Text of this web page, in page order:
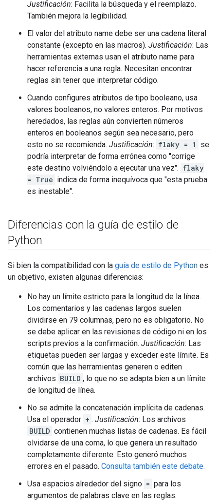
Justificación: Facilita la búsqueda y el reemplazo.
También mejora la legibilidad.
El valor del atributo name debe ser una cadena literal
constante (excepto en las macros). Justificación: Las
herramientas externas usan el atributo name para
hacer referencia a una regla. Necesitan encontrar
reglas sin tener que interpretar código.
Cuando configures atributos de tipo booleano, usa
valores booleanos, no valores enteros. Por motivos
heredados, las reglas aún convierten números
enteros en booleanos según sea necesario, pero
esto no se recomienda. Justificación: flaky = 1
se
podría interpretar de forma errónea como "corrige
este destino volviéndolo a ejecutar una vez". flaky
= True indica de forma inequívoca que "esta prueba
es inestable".
Diferencias con la guía de estilo de
Python
Si bien la compatibilidad con la guía de estilo de Python es
un objetivo, existen algunas diferencias:
No hay un límite estricto para la longitud de la línea.
Los comentarios y las cadenas largos suelen
dividirse en 79 columnas, pero no es obligatorio. No
se debe aplicar en las revisiones de código ni en los
scripts previos a la confirmación. Justificación: Las
etiquetas pueden ser largas y exceder este límite. Es
común que las herramientas generen o editen
archivos BUILD , lo que no se adapta bien a un límite
de longitud de línea.
No se admite la concatenación implícita de cadenas.
Usa el operador + . Justificación: Los archivos
BUILD contienen muchas listas de cadenas. Es fácil
olvidarse de una coma, lo que genera un resultado
completamente diferente. Esto generó muchos
errores en el pasado. Consulta también este debate.
Usa espacios alrededor del signo = para los
argumentos de palabras clave en las reglas.